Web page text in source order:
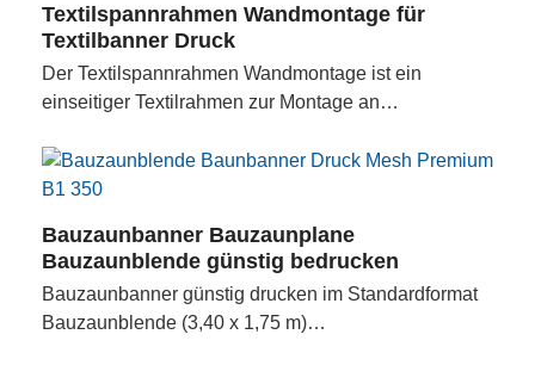
Textilspannrahmen Wandmontage für
Textilbanner Druck
Der Textilspannrahmen Wandmontage ist ein
einseitiger Textilrahmen zur Montage an…
Bauzaunbanner Bauzaunplane
Bauzaunblende günstig bedrucken
Bauzaunbanner günstig drucken im Standardformat
Bauzaunblende (3,40 x 1,75 m)…